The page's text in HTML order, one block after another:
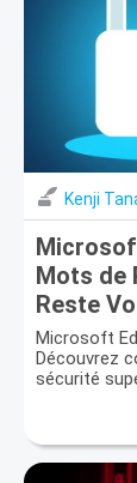
Kenji
Mots de
Reste
Microsoft
Découvrez
sécurité